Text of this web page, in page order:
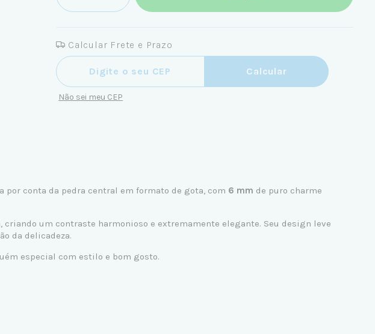
Calcular Frete e Prazo
Entregas para o CEP:
Calcular
Não sei meu CEP
por conta da pedra central em formato de gota, com 6 mm de puro charme
um contraste harmonioso e extremamente elegante. Seu design leve
da delicadeza.
especial com estilo e bom gosto.